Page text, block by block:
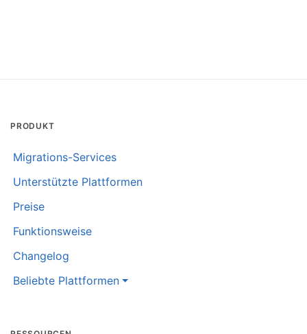
PRODUKT
Migrations-Services
Unterstützte Plattformen
Preise
Funktionsweise
Changelog
Beliebte Plattformen